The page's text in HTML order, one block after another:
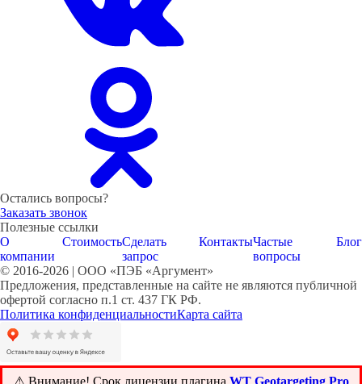
Остались вопросы?
Заказать звонок
Полезные ссылки
О
компании
СтоимостьСделать
запрос
КонтактыЧастые
вопросы
Блог
© 2016-2026 | ООО «ПЭБ «Аргумент»
Предложения, представленные на сайте не являются публичной
офертой согласно п.1 ст. 437 ГК РФ.
Политика конфиденциальностиКарта сайта
⚠ Внимание! ️Срок лицензии плагина WT Geotargeting Pro